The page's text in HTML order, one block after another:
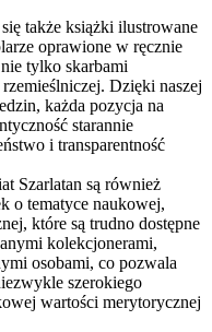
także książki ilustrowane
oprawione w ręcznie
tylko skarbami
Dzięki naszej
każda pozycja na
starannie
i transparentność
Szarlatan są również
o tematyce naukowej,
które są trudno dostępne
kolekcjonerami,
osobami, co pozwala
szerokiego
wartości merytorycznej